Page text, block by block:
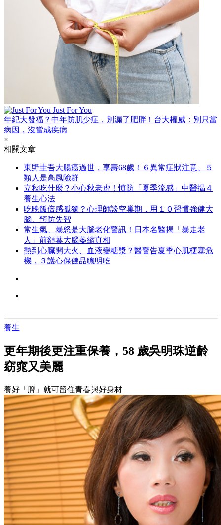
Just For You
年紀大發福？中年防肌少症，別漏了肥胖！台大權威：別只當
病因，沒當成疾病
×
相關文章
東野圭吾大腸癌過世，享壽68歲！６異常症狀注意、５
類人是高風險群
立秋吃什麼？小心秋老虎！慎防「夏季流感」中醫揭４
養生心法
吃晚飯倍感孤獨？心理師談空巢期，用１０習慣強健大
腦、預防失智
常生氣、暴怒是大腦老化警訊！日本名醫揭「暴走老
人」前額葉大腦萎縮真相
熱到心臟開大火、血液變糖漿？醫警告夏季心肌梗塞危
機，３護心保健品聰明吃
養生
更年期後更注重保養，58 歲吳明珠逆齡
窈窕又美麗
養好「脾」就可留住青春與好身材